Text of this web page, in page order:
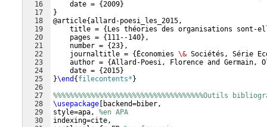
16
17
18
19
20
21
22
23
24
25
26
27
28
29
30
    date =
{2009}
}
@article{allard-poesi_les_2015,
    title =
{ Les théories des organisations sont-
    pages =
{ 111--140} ,
    number =
{23} ,
    journaltitle =
{ Économies \& Sociétés, Série
    author =
{Allard-Poesi, Florence and Germain,
    date =
{2015}
}\end { filecontents* }
\usepackage
backend=biber,
style=apa, %en APA
indexing=cite,